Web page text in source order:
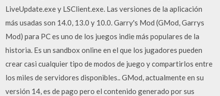
LiveUpdate.exe y LSClient.exe. Las versiones de la aplicación
más usadas son 14.0, 13.0 y 10.0. Garry's Mod (GMod, Garrys
Mod) para PC es uno de los juegos indie más populares de la
historia. Es un sandbox online en el que los jugadores pueden
crear casi cualquier tipo de modos de juego y compartirlos entre
los miles de servidores disponibles.. GMod, actualmente en su
versión 14, es de pago pero el contenido generado por sus